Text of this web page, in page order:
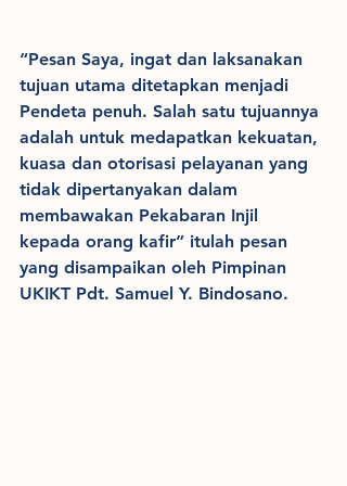
“Pesan Saya, ingat dan laksanakan
tujuan utama ditetapkan menjadi
Pendeta penuh. Salah satu tujuannya
adalah untuk medapatkan kekuatan,
kuasa dan otorisasi pelayanan yang
tidak dipertanyakan dalam
membawakan Pekabaran Injil
kepada orang kafir” itulah pesan
yang disampaikan oleh Pimpinan
UKIKT Pdt. Samuel Y. Bindosano.